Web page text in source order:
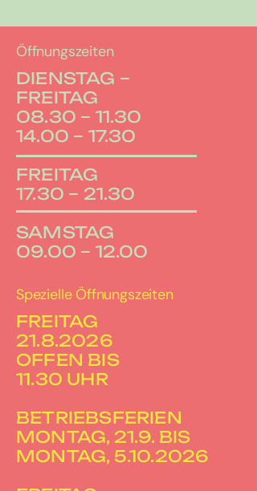
Öffnungszeiten
DIENSTAG –
FREITAG
08.30 – 11.30
14.00 – 17.30
FREITAG
17.30 – 21.30
SAMSTAG
09.00 – 12.00
Spezielle Öffnungszeiten
FREITAG
21.8.2026
OFFEN BIS
11.30 UHR
BETRIEBSFERIEN
MONTAG, 21.9. BIS
MONTAG, 5.10.2026